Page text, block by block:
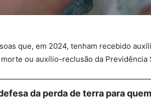
que, em 2024, tenham recebido
ou auxílio-reclusão da
da perda de terra para